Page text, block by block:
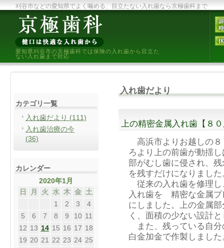
刈谷市などの愛知県でよく噛める、目立たない入れ歯なら京極歯科まで
愛知県刈谷市の京極歯科では保険の入れ歯から目立た
ない入れ歯まで対応
入れ歯だより
上の精密金属入れ歯【８
高浜市よりお越しの
ろより上の前歯が動揺
部がむし歯に侵され、
を残すだけになりました
従来の入れ歯を修理し
入れ歯を 精密な金属プ
にしました。上の金属
く、面積の少ない設計
また、残っている自分
白金加金で作製しました
カテゴリ一覧
入れ歯だより (111)
入れ歯治療の今
(36)
カレンダー
2020年1月
日
月 火 水 木 金 土
1
2 3
4
5
6 7 8 9 10 11
12 13 14 15 16 17 18
19 20 21 22 23 24 25